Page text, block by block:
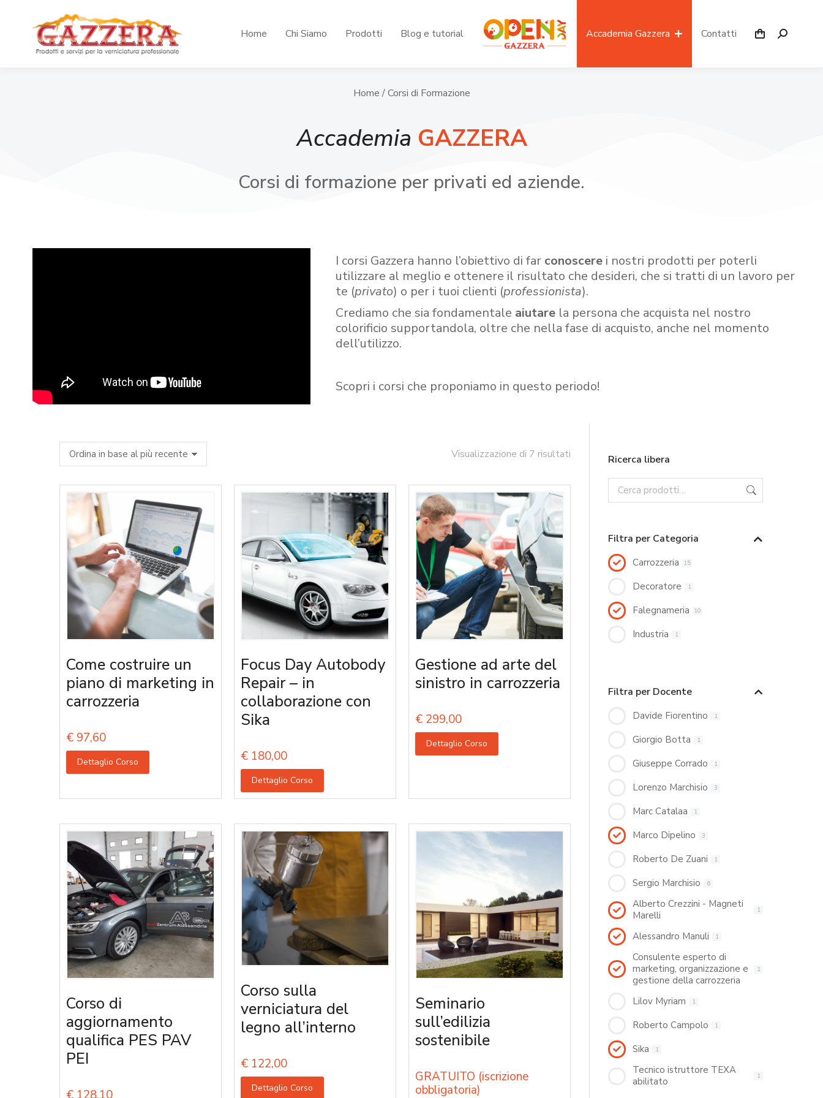
Home Chi Siamo Prodotti Blog e tutorial Accademia Gazzera Contatti
Home / Corsi di Formazione
Accademia GAZZERA
Corsi di formazione per privati ed aziende.
I corsi Gazzera hanno l’obiettivo di far conoscerei nostri prodotti per poterli
utilizzare al meglio e ottenere il risultato che desideri, che si tratti di un lavoro per
te (privato) o per i tuoi clienti (professionista).
Crediamo che sia fondamentale aiutare la persona che acquista nel nostro
colorificio supportandola, oltre che nella fase di acquisto, anche nel momento
dell’utilizzo.
Scopri i corsi che proponiamo in questo periodo!
Visualizzazione di 7 risultati
Come costruire un
piano di marketing in
carrozzeria
€ 97,60
Dettaglio Corso
Focus Day Autobody
Repair – in
collaborazione con
Sika
€ 180,00
Dettaglio Corso
Gestione ad arte del
sinistro in carrozzeria
€ 299,00
Dettaglio Corso
Corso di
aggiornamento
qualifica PES PAV
PEI
Corso sulla
verniciatura del
legno all’interno
€ 122,00
Dettaglio Corso
Seminario
sull’edilizia
sostenibile
GRATUITO (iscrizione
obbligatoria)
Ricerca libera
Filtra per Categoria
Carrozzeria 15
Decoratore 1
Falegnameria 10
Industria 1
Filtra per Docente
Davide Fiorentino 1
Giorgio Botta 1
Giuseppe Corrado 1
Lorenzo Marchisio 3
Marc Catalaa 1
Marco Dipelino 3
Roberto De Zuani 1
Sergio Marchisio 6
Alberto Crezzini - Magneti
Marelli
1
Alessandro Manuli 1
Consulente esperto di
marketing, organizzazione e
gestione della carrozzeria
1
Lilov Myriam 1
Roberto Campolo 1
Sika 1
Tecnico istruttore TEXA
abilitato
1